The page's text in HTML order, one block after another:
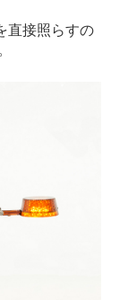
直接照らすの